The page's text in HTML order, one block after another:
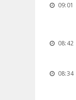
09:01
08:42
08:34